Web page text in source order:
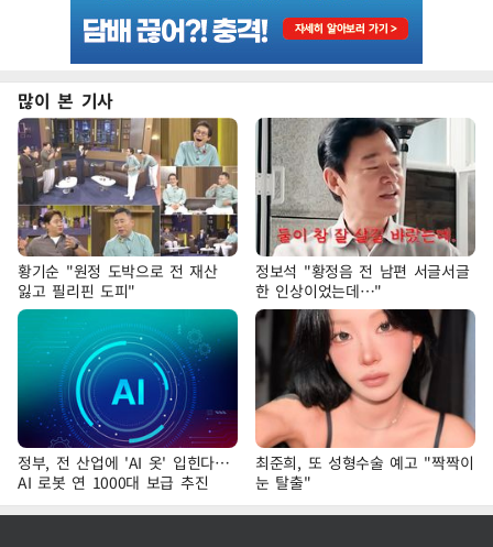
많이 본 기사
황기순 "원정 도박으로 전 재산
잃고 필리핀 도피"
정보석 "황정음 전 남편 서글서글
한 인상이었는데…"
정부, 전 산업에 'AI 옷' 입힌다…
AI 로봇 연 1000대 보급 추진
최준희, 또 성형수술 예고 "짝짝이
눈 탈출"